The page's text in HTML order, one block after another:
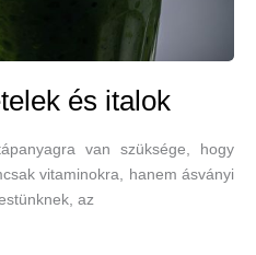
és italok
van szüksége, hogy
vitaminokra, hanem ásványi
az